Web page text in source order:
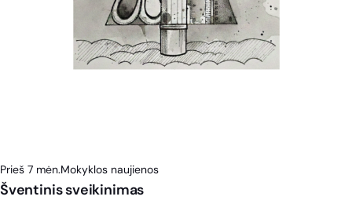
Prieš 7 mėn.Mokyklos naujienos
Šventinis sveikinimas